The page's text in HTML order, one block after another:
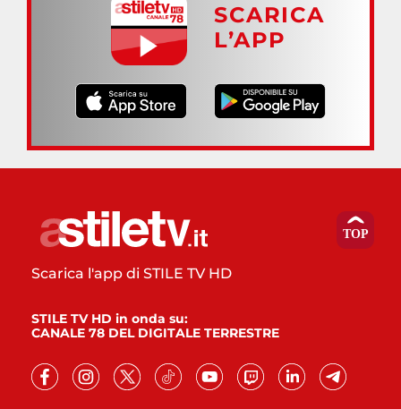
SCARICA
L’APP
Scarica l'app di STILE TV HD
STILE TV HD in onda su:
CANALE 78 DEL DIGITALE TERRESTRE